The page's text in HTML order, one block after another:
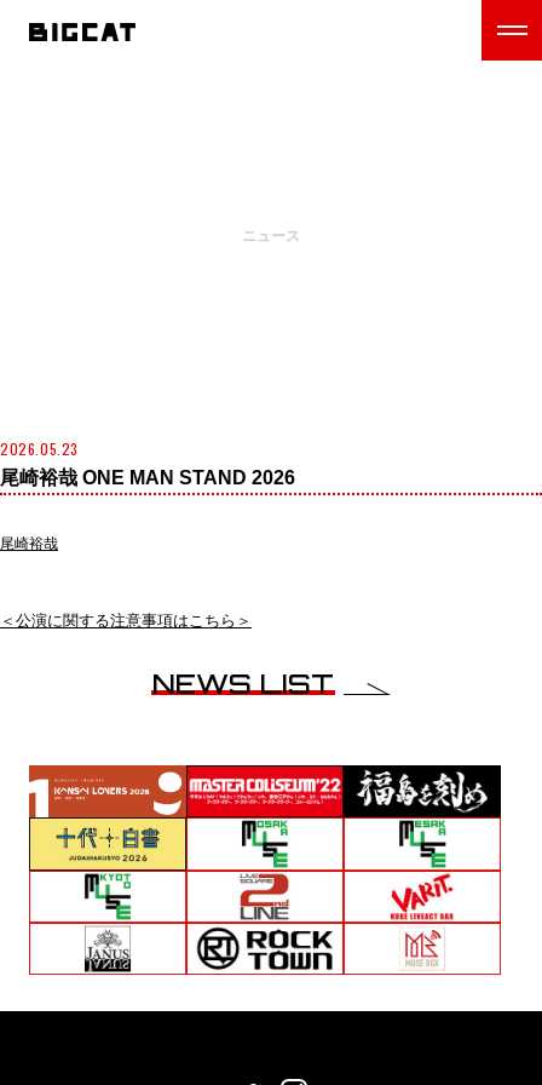
ニュース
2026.05.23
尾崎裕哉 ONE MAN STAND 2026
尾崎裕哉
＜公演に関する注意事項はこちら＞
NEWS LIST